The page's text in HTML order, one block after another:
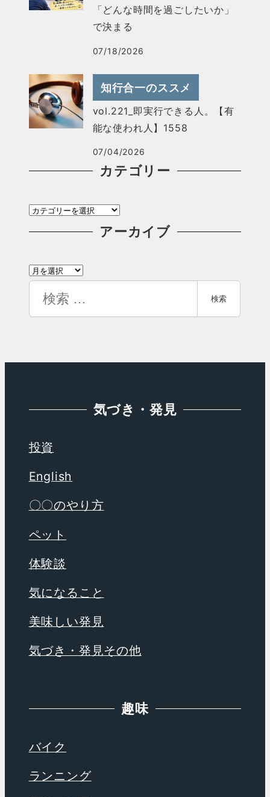
「どんな時間を過ごしたいか」
で決まる
07/18/2026
知行合一のススメ
vol.221_即実行できる人。【有
能な使われ人】1558
07/04/2026
カテゴリー
カ
テ
リ
アーカイブ
ア
カ
索
検索
気づき・発見
投資
English
〇〇のやり方
ペット
体験談
気になること
美味しい発見
気づき・発見その他
趣味
バイク
ランニング